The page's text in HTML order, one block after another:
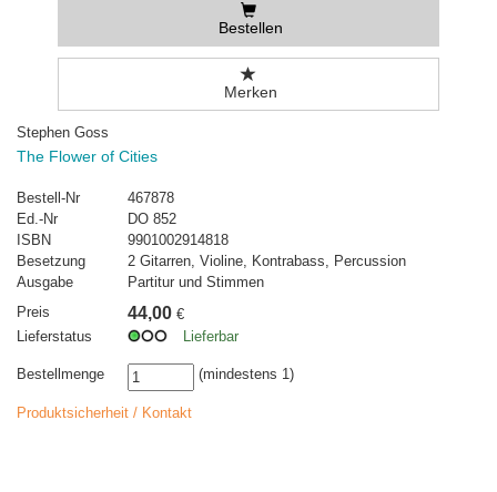
Bestellen
Merken
Stephen Goss
The Flower of Cities
Bestell-Nr
467878
Ed.-Nr
DO 852
ISBN
9901002914818
Besetzung
2 Gitarren, Violine, Kontrabass, Percussion
Ausgabe
Partitur und Stimmen
Preis
44,00 €
Lieferstatus
Lieferbar
Bestellmenge (mindestens 1)
Produktsicherheit / Kontakt